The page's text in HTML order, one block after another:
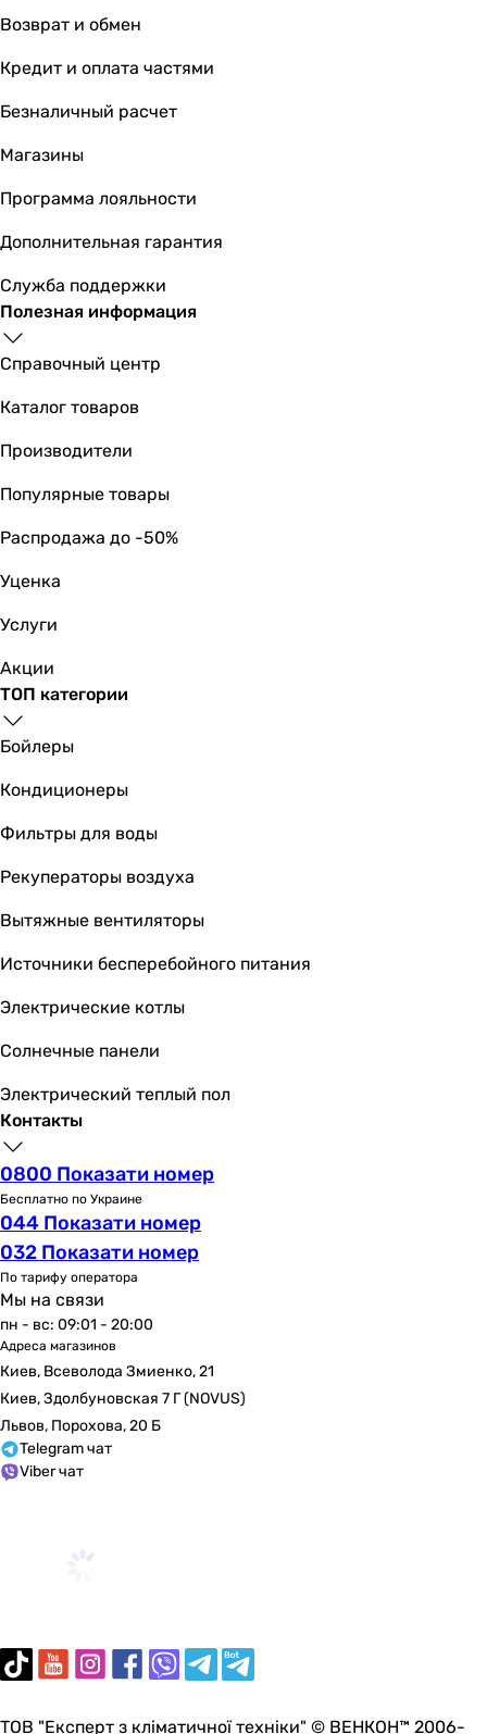
Возврат и обмен
Кредит и оплата частями
Безналичный расчет
Магазины
Программа лояльности
Дополнительная гарантия
Служба поддержки
Полезная информация
Справочный центр
Каталог товаров
Производители
Популярные товары
Распродажа до -50%
Уценка
Услуги
Акции
ТОП категории
Бойлеры
Кондиционеры
Фильтры для воды
Рекуператоры воздуха
Вытяжные вентиляторы
Источники бесперебойного питания
Электрические котлы
Солнечные панели
Электрический теплый пол
Контакты
0800 Показати номер
Бесплатно по Украине
044 Показати номер
032 Показати номер
По тарифу оператора
Мы на связи
пн - вс: 09:01 - 20:00
Адреса магазинов
Киев, Всеволода Змиенко, 21
Киев, Здолбуновская 7 Г (NOVUS)
Львов, Порохова, 20 Б
Telegram чат
Viber чат
ТОВ "Експерт з кліматичної техніки" © ВЕНКОН™ 2006-